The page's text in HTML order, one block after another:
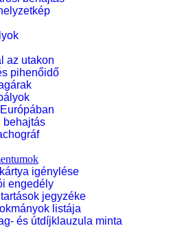
az utakon
pihenőidő
behajtás
igénylése
engedély
jegyzéke
listája
és útdíjklauzula minta